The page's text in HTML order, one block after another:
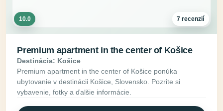
10.0 7 recenzií
Premium apartment in the center of Košice
Destinácia: Košice
Premium apartment in the center of Košice ponúka
ubytovanie v destinácii Košice, Slovensko. Pozrite si
vybavenie, fotky a ďalšie informácie.